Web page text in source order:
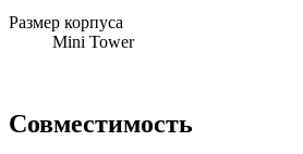
Размер корпуса
Mini Tower
Совместимость